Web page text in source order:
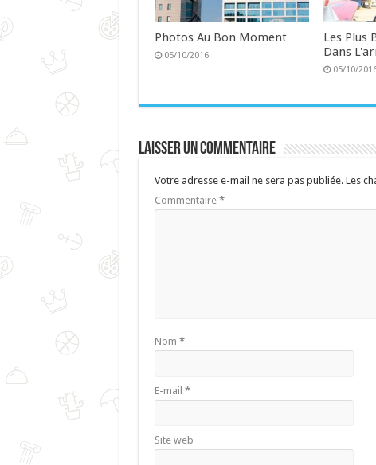
Photos Au Bon Moment
05/10/2016
Les Plus
Dans
05/10/
Laisser un commentaire
Votre adresse e-mail ne sera pas publiée. Les
Commentaire *
Nom *
E-mail *
Site web